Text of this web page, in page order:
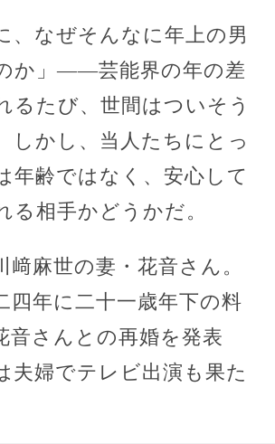
、なぜそんなに年上の男
か」――芸能界の年の差
るたび、世間はついそう
しかし、当人たちにとっ
年齢ではなく、安心して
る相手かどうかだ。
﨑麻世の妻・花音さん。
四年に二十一歳年下の料
音さんとの再婚を発表
夫婦でテレビ出演も果た